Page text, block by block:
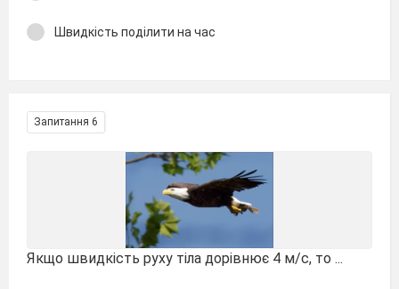
Швидкість поділити на час
Запитання 6
Якщо швидкість руху тіла дорівнює 4 м/с, то ...